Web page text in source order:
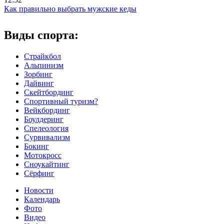
Как правильно выбрать мужские кеды
Виды спорта:
Страйкбол
Альпинизм
Зорбинг
Дайвинг
Скейтбординг
Спортивный туризм?
Вейкбординг
Боулдеринг
Спелеология
Сурвивализм
Бокинг
Мотокросс
Сноукайтинг
Сёрфинг
Новости
Календарь
Фото
Видео